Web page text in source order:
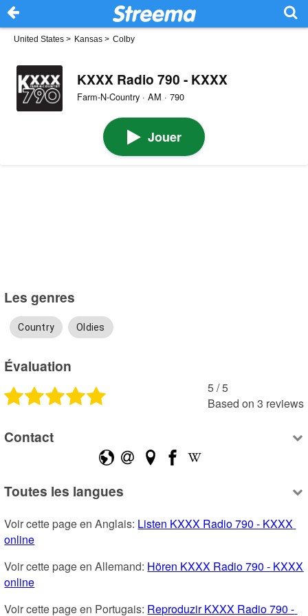
United States > Kansas > Colby
KXXX Radio 790 - KXXX
Farm-N-Country · AM · 790
Jouer
Les genres
Country Oldies
Évaluation
5 /5
Based on 3 reviews
Contact
Toutes les langues
Voir cette page en Anglais: Listen KXXX Radio 790 - KXXX
online
Voir cette page en Allemand: Hören KXXX Radio 790 - KXXX
online
Voir cette page en Portugais: Reproduzir KXXX Radio 790 -